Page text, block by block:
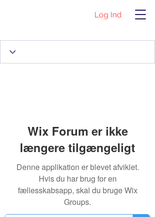
Log Ind
Wix Forum er ikke
længere tilgængeligt
Denne applikation er blevet afviklet.
Hvis du har brug for en
fællesskabsapp, skal du bruge Wix
Groups.